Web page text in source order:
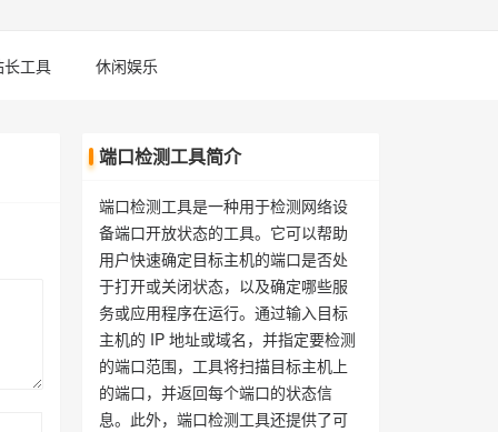
长工具 休闲娱乐
端口检测工具简介
端口检测工具是一种用于检测网络设
备端口开放状态的工具。它可以帮助
用户快速确定目标主机的端口是否处
于打开或关闭状态，以及确定哪些服
务或应用程序在运行。通过输入目标
主机的 IP 地址或域名，并指定要检测
的端口范围，工具将扫描目标主机上
的端口，并返回每个端口的状态信
息。此外，端口检测工具还提供了可